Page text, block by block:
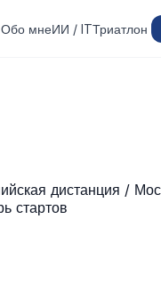
Обо мнеИИ / ITТриатлон